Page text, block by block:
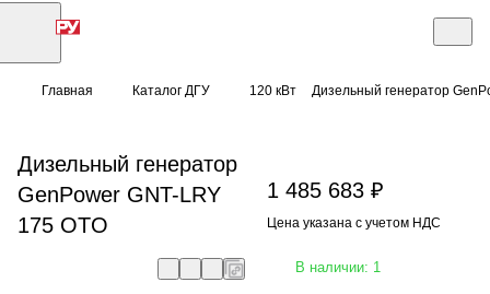
Главная Каталог ДГУ 120 кВт Дизельный генератор
Дизельный генератор
GenPower GNT-LRY
175 OTO
1 485 683 ₽
Цена указана с учетом НДС
В наличии: 1